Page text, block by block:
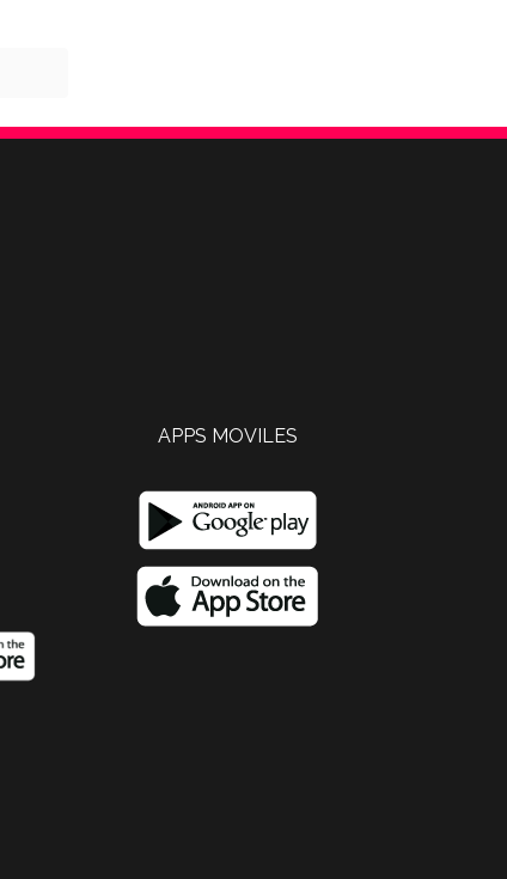
APPS MOVILES